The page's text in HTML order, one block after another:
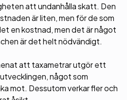
att undanhålla skatt. Den
är liten, men för de som
en kostnad, men det är något
är det helt nödvändigt.
att taxametrar utgör ett
något som
mot. Dessutom verkar fler och